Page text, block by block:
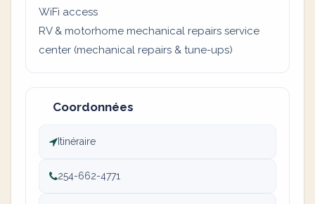
WiFi access
RV & motorhome mechanical repairs service
center (mechanical repairs & tune-ups)
Coordonnées
Itinéraire
254-662-4771